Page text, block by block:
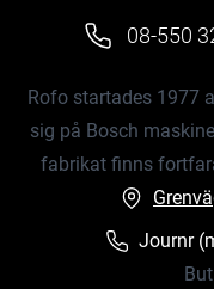
08-550
Rofo startades 1977
sig på Bosch
fabrikat finns
Journr